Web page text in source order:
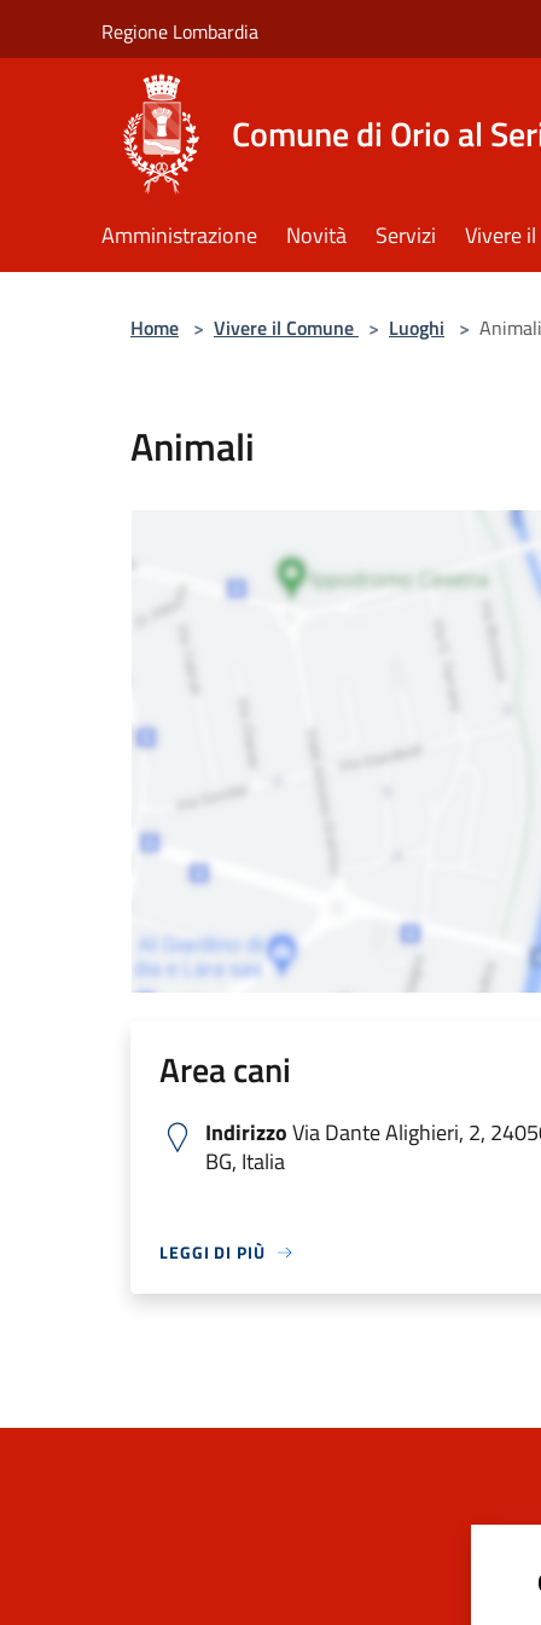
Regione Lombardia
Comune di Orio al
Amministrazione Novità Servizi Vivere
Home > Vivere il Comune > Luoghi > Animali
Animali
Area cani
IndirizzoVia Dante Alighieri, 2,
BG, Italia
LEGGI DI PIÙ